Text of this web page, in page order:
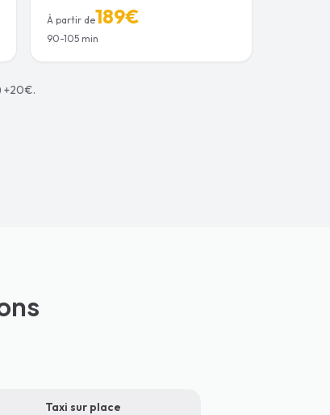
À partir de189€
90-105 min
+20€.
Taxi sur place